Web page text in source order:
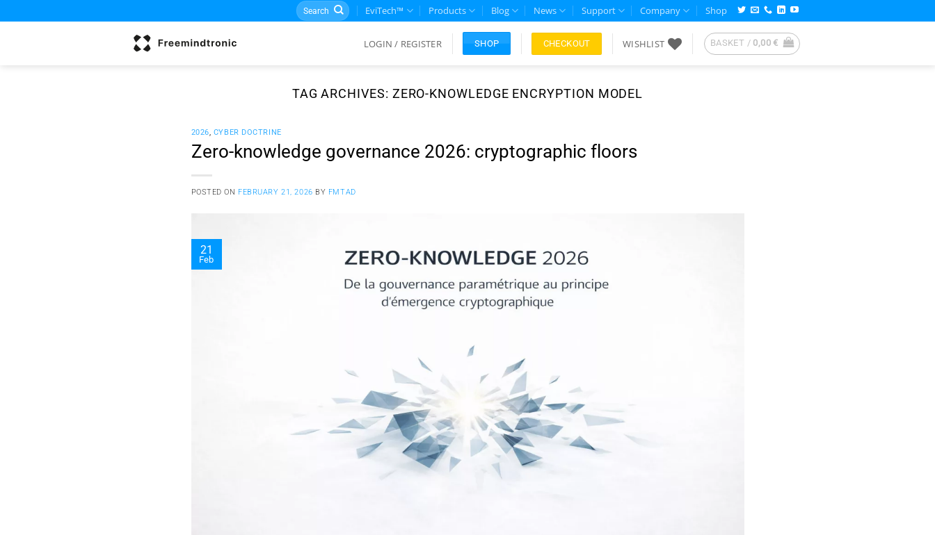
to
Search
for:
EviTech™ Products Blog News Support Company Shop
LOGIN / REGISTER SHOP CHECKOUT WISHLIST BASKET / 0,00€
TAG ARCHIVES: ZERO-KNOWLEDGE ENCRYPTION MODEL
2026, CYBER DOCTRINE
Zero-knowledge governance 2026: cryptographic floors
POSTED ON FEBRUARY 21, 2026 BY FMTAD
21
Feb